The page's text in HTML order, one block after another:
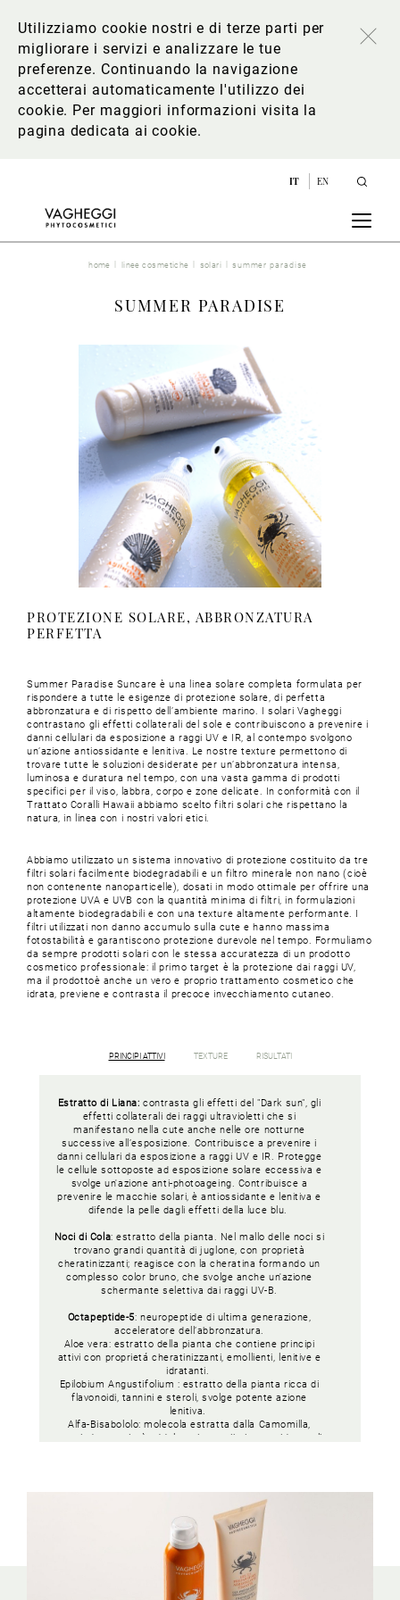
Utilizziamo cookie nostri e di terze parti per
migliorare i servizi e analizzare le tue
preferenze. Continuando la navigazione
accetterai automaticamente l'utilizzo dei
cookie. Per maggiori informazioni visita la
pagina dedicata ai cookie.
IT EN
home linee cosmetiche solari summer paradise
SUMMER PARADISE
PROTEZIONE SOLARE, ABBRONZATURA
PERFETTA
Summer Paradise Suncare è una linea solare completa formulata per
rispondere a tutte le esigenze di protezione solare, di perfetta
abbronzatura e di rispetto dell’ambiente marino. I solari Vagheggi
contrastano gli effetti collaterali del sole e contribuiscono a prevenire i
danni cellulari da esposizione a raggi UV e IR, al contempo svolgono
un’azione antiossidante e lenitiva. Le nostre texture permettono di
trovare tutte le soluzioni desiderate per un’abbronzatura intensa,
luminosa e duratura nel tempo, con una vasta gamma di prodotti
specifici per il viso, labbra, corpo e zone delicate. In conformità con il
Trattato Coralli Hawaii abbiamo scelto filtri solari che rispettano la
natura, in linea con i nostri valori etici.
Abbiamo utilizzato un sistema innovativo di protezione costituito da tre
filtri solari facilmente biodegradabili e un filtro minerale non nano (cioè
non contenente nanoparticelle), dosati in modo ottimale per offrire una
protezione UVA e UVB con la quantità minima di filtri, in formulazioni
altamente biodegradabili e con una texture altamente performante. I
filtri utilizzati non danno accumulo sulla cute e hanno massima
fotostabilità e garantiscono protezione durevole nel tempo. Formuliamo
da sempre prodotti solari con le stessa accuratezza di un prodotto
cosmetico professionale: il primo target è la protezione dai raggi UV,
ma il prodottoè anche un vero e proprio trattamento cosmetico che
idrata, previene e contrasta il precoce invecchiamento cutaneo.
PRINCIPI ATTIVI TEXTURE RISULTATI
Estratto di Liana: contrasta gli effetti del "Dark sun", gli
effetti collaterali dei raggi ultravioletti che si
manifestano nella cute anche nelle ore notturne
successive all’esposizione. Contribuisce a prevenire i
danni cellulari da esposizione a raggi UV e IR. Protegge
le cellule sottoposte ad esposizione solare eccessiva e
svolge un'azione anti-photoageing. Contribuisce a
prevenire le macchie solari, è antiossidante e lenitiva e
difende la pelle dagli effetti della luce blu.
Noci di Cola: estratto della pianta. Nel mallo delle noci si
trovano grandi quantità di juglone, con proprietà
cheratinizzanti; reagisce con la cheratina formando un
complesso color bruno, che svolge anche un'azione
schermante selettiva dai raggi UV-B.
Octapeptide-5: neuropeptide di ultima generazione,
acceleratore dell’abbronzatura.
Aloe vera: estratto della pianta che contiene principi
attivi con proprietá cheratinizzanti, emollienti, lenitive e
idratanti.
Epilobium Angustifolium : estratto della pianta ricca di
flavonoidi, tannini e steroli, svolge potente azione
lenitiva.
Alfa-Bisabololo: molecola estratta dalla Camomilla,
possiede proprietà addolcenti, contribuisce a ridurre gli
attività antiossidante neutralizza i radicali liberi.
: provitamina B5 ad azione idratante,
antiossidante e protettiva;
: sale glucosaminoglucano ad azione
altamente idratante e riempitiva sulle piccole rughe.